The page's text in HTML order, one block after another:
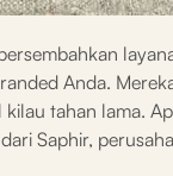
Anda.
kilau tahan lama.
Saphir,